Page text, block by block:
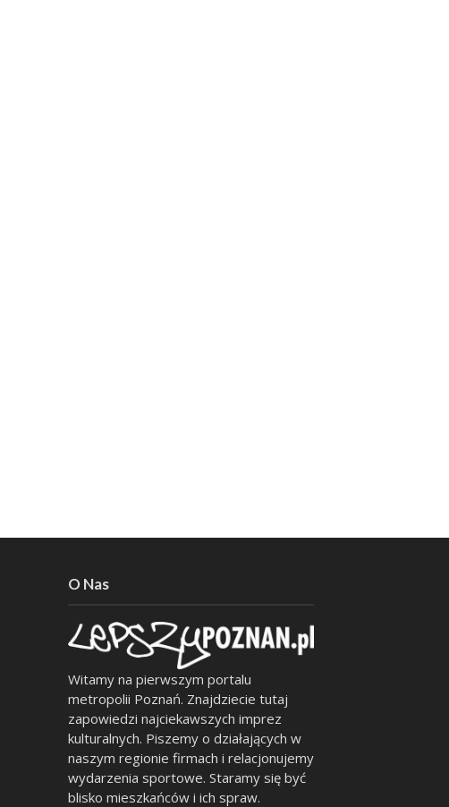
O Nas
Witamy na pierwszym portalu
metropolii Poznań. Znajdziecie tutaj
zapowiedzi najciekawszych imprez
kulturalnych. Piszemy o działających w
naszym regionie firmach i relacjonujemy
wydarzenia sportowe. Staramy się być
blisko mieszkańców i ich spraw.